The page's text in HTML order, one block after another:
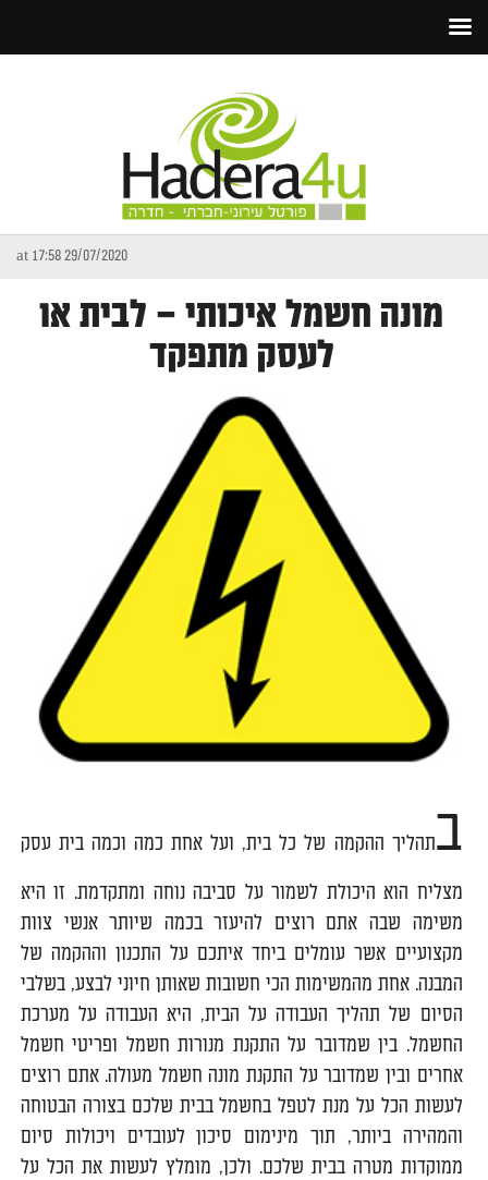
29/07/2020 at 17:58
מונה חשמל איכותי – לבית או
לעסק מתפקד
בתהליך ההקמה של כל בית, ועל אחת כמה וכמה בית עסק
מצליח הוא היכולת לשמור על סביבה נוחה ומתקדמת. זו היא
משימה שבה אתם רוצים להיעזר בכמה שיותר אנשי צוות
מקצועיים אשר עומלים ביחד איתכם על התכנון וההקמה של
המבנה. אחת מהמשימות הכי חשובות שאותן חיוני לבצע, בשלבי
הסיום של תהליך העבודה על הבית, היא העבודה על מערכת
החשמל. בין שמדובר על התקנת מנורות חשמל ופריטי חשמל
אחרים ובין שמדובר על התקנת מונה חשמל מעולה. אתם רוצים
לעשות הכל על מנת לטפל בחשמל בבית שלכם בצורה הבטוחה
והמהירה ביותר, תוך מינימום סיכון לעובדים ויכולות סיום
ממוקדות מטרה בבית שלכם. ולכן, מומלץ לעשות את הכל על